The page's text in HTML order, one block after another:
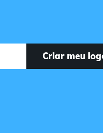
Criar meu